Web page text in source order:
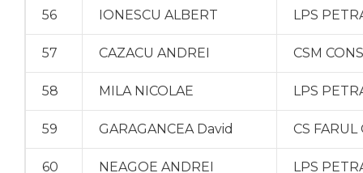
56 IONESCU ALBERT LPS
57 CAZACU ANDREI CSM
58 MILA NICOLAE LPS
59 GARAGANCEA David CS FARUL
60 NEAGOE ANDREI LPS